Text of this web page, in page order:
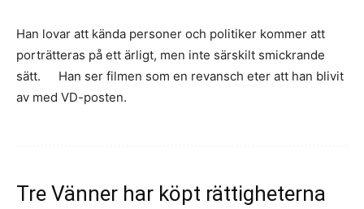
Han lovar att kända personer och politiker kommer att
porträtteras på ett ärligt, men inte särskilt smickrande
sätt. Han ser filmen som en revansch eter att han blivit
av med VD-posten.
Tre Vänner har köpt rättigheterna